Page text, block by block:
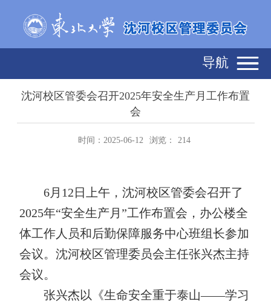
导航
沈河校区管委会召开2025年安全生产月工作布置
会
时间：2025-06-12 浏览： 214
6月 12日上午，沈河校区管委会召开了
2025年“安全生产月”工作布置会，办公楼全
体工作人员和后勤保障服务中心班组长参加
会议。沈河校区管理委员会主任张兴杰主持
会议。
张兴杰以《生命安全重于泰山——学习